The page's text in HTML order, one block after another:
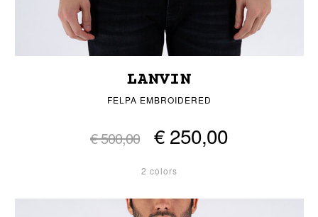
LANVIN
FELPA EMBROIDERED
€ 500,00 € 250,00
2 colors